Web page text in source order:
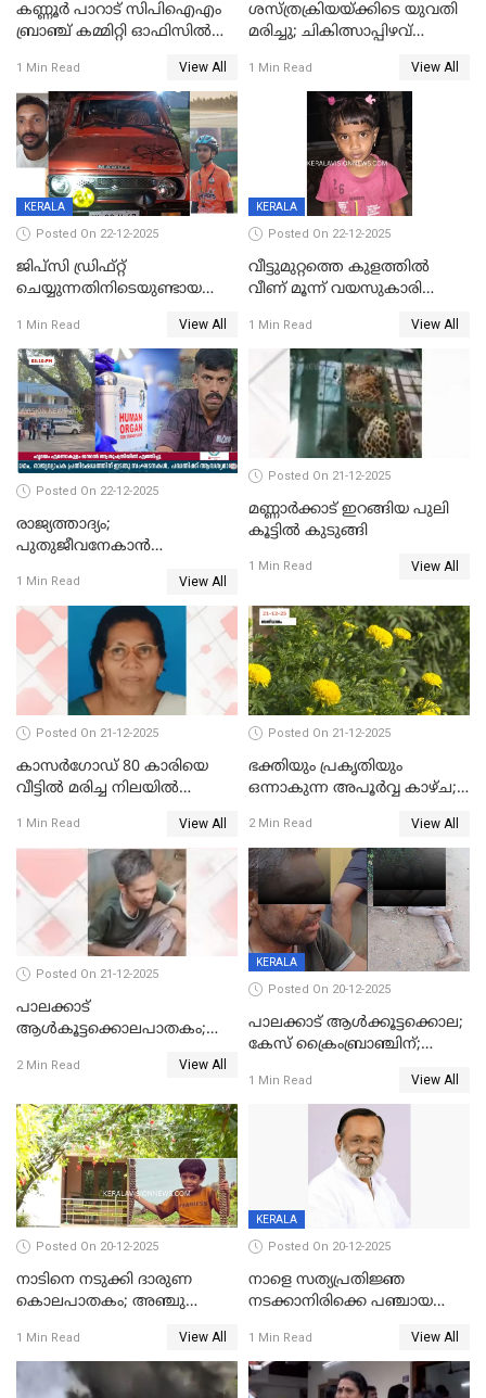
കണ്ണൂർ പാറാട് സിപിഐഎം
ബ്രാഞ്ച് കമ്മിറ്റി ഓഫിസിൽ
ചിത്രങ്ങളടക്കം കത്തിയ
നിലയിൽ
1 Min Read View All
ശസ്ത്രക്രിയയ്‌ക്കിടെ യുവതി
മരിച്ചു; ചികിത്സാപ്പിഴവ്
സംഭവം മാവേലിക്കരയിൽ
1 Min Read View All
KERALA
Posted On 22-12-2025
ജിപ്സി ഡ്രിഫ്റ്റ്
ചെയ്യുന്നതിനിടെയുണ്ടായ
ദാരുണാന്ത്യം; ജീപ്സി
ഓടിച്ചയാൾ അറസ്റ്റിൽ.
1 Min Read View All
KERALA
Posted On 22-12-2025
വീട്ടുമുറ്റത്തെ കുളത്തിൽ
വീണ് മൂന്ന് വയസുകാരി
1 Min Read View All
Posted On 22-12-2025
രാജ്യത്താദ്യം;
പുതുജീവനേകാൻ
എറണാകുളം സർക്കാർ
ജനറൽ
ആശുപത്രിയിലെത്തിച്ചു
1 Min Read View All
Posted On 21-12-2025
മണ്ണാർക്കാട് ഇറങ്ങിയ പുലി
കൂട്ടിൽ കുടുങ്ങി
1 Min Read View All
Posted On 21-12-2025
കാസർഗോഡ് 80 കാരിയെ
വീട്ടിൽ മരിച്ച നിലയിൽ
1 Min Read View All
Posted On 21-12-2025
ഭക്തിയും പ്രകൃതിയും
ഒന്നാകുന്ന അപൂര്‍വ്വ കാഴ്ച;
കാഴ്ചാനുഭവമൊരുക്കി
ശബരീ നന്ദനം
2 Min Read View All
Posted On 21-12-2025
പാലക്കാട്‌
ആൾകൂട്ടക്കൊലപാതകം;
ഊർജ്ജിതമാക്കിമാക്കി
2 Min Read View All
KERALA
Posted On 20-12-2025
പാലക്കാട് ആൾക്കൂട്ടക്കൊല;
കേസ് ക്രൈംബ്രാഞ്ചിന്;
അന്വേഷിക്കും
1 Min Read View All
Posted On 20-12-2025
നാടിനെ നടുക്കി ദാരുണ
കൊലപാതകം; അഞ്ചു
കഴുത്തുഞെരിച്ച് കൊന്നു
1 Min Read View All
KERALA
Posted On 20-12-2025
നാളെ സത്യപ്രതിജ്ഞ
നടക്കാനിരിക്കെ പഞ്ചായത്ത്
1 Min Read View All